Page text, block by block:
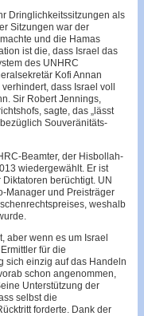
Dringlichkeitssitzungen als
Sitzungen war der
und die Hamas
ist die, dass Israel das
des UNHRC
Kofi Annan
dass Israel voll
Sir Robert Jennings,
sagte, das „lässt
Souveränitäts-
Beamter, der Hisbollah-
wiedergewählt. Er ist
berüchtigt. UN
Manager und Preisträger
weshalb
aber wenn es um Israel
für die
sich einzig auf das Handeln
schon angenommen,
Unterstützung der
selbst die
forderte. Dank der